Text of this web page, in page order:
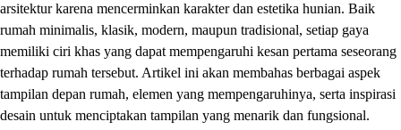
arsitektur karena mencerminkan karakter dan estetika hunian. Baik
rumah minimalis, klasik, modern, maupun tradisional, setiap gaya
memiliki ciri khas yang dapat mempengaruhi kesan pertama seseorang
terhadap rumah tersebut. Artikel ini akan membahas berbagai aspek
tampilan depan rumah, elemen yang mempengaruhinya, serta inspirasi
desain untuk menciptakan tampilan yang menarik dan fungsional.